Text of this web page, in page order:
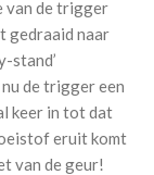
van de trigger
gedraaid naar
stand’
de trigger een
keer in tot dat
eruit komt
van de geur!